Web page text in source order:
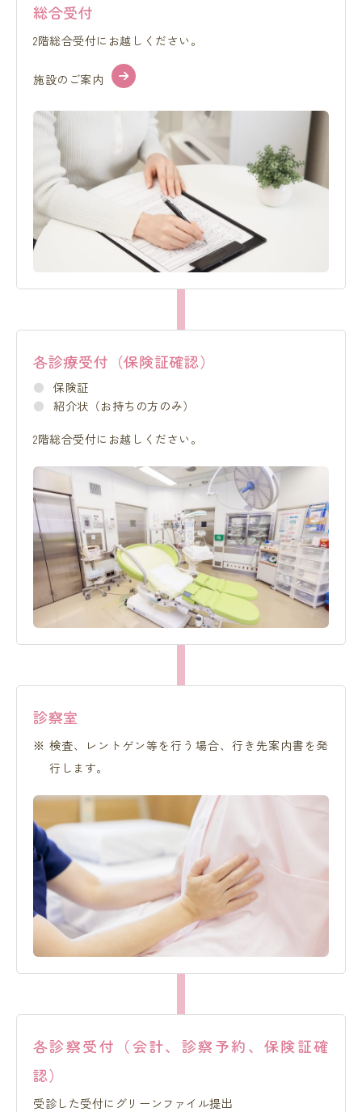
総合受付
2階総合受付にお越しください。
施設のご案内
各診療受付（保険証確認）
保険証
紹介状（お持ちの方のみ）
2階総合受付にお越しください。
診察室
検査、レントゲン等を行う場合、行き先案内書を発
行します。
各診察受付（会計、診察予約、保険証確
認）
受診した受付にグリーンファイル提出